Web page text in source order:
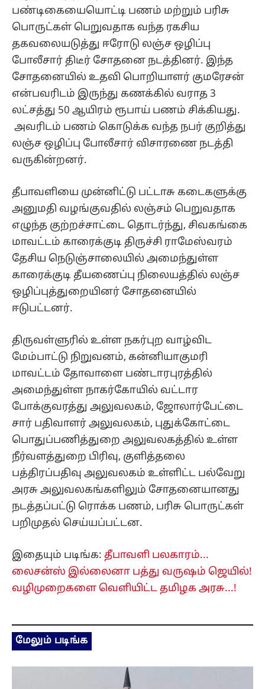
பண்டிகையையொட்டி பணம் மற்றும் பரிசு
பொருட்கள் பெறுவதாக வந்த ரகசிய
தகவலையடுத்து ஈரோடு லஞ்ச ஒழிப்பு
போலீசார் திடீர் சோதனை நடத்தினர். இந்த
சோதனையில் உதவி பொறியாளர் குமரேசன்
என்பவரிடம் இருந்து கணக்கில் வராத 3
லட்சத்து 50 ஆயிரம் ரூபாய் பணம் சிக்கியது.
அவரிடம் பணம் கொடுக்க வந்த நபர் குறித்து
லஞ்ச ஒழிப்பு போலீசார் விசாரணை நடத்தி
வருகின்றனர்.
தீபாவளியை முன்னிட்டு பட்டாசு கடைகளுக்கு
அனுமதி வழங்குவதில் லஞ்சம் பெறுவதாக
எழுந்த குற்றச்சாட்டை தொடர்ந்து, சிவகங்கை
மாவட்டம் காரைக்குடி திருச்சி ராமேஸ்வரம்
தேசிய நெடுஞ்சாலையில் அமைந்துள்ள
காரைக்குடி தீயணைப்பு நிலையத்தில் லஞ்ச
ஒழிப்புத்துறையினர் சோதனையில்
ஈடுபட்டனர்.
திருவள்ளுரில் உள்ள நகர்புற வாழ்விட
மேம்பாட்டு நிறுவனம், கன்னியாகுமரி
மாவட்டம் தோவாளை பண்டாரபுரத்தில்
அமைந்துள்ள நாகர்கோயில் வட்டார
போக்குவரத்து அலுவலகம், ஜோலார்பேட்டை
சார் பதிவாளர் அலுவலகம், புதுக்கோட்டை
பொதுப்பணித்துறை அலுவலகத்தில் உள்ள
நீர்வளத்துறை பிரிவு, குளித்தலை
பத்திரப்பதிவு அலுவலகம் உள்ளிட்ட பல்வேறு
அரசு அலுவலகங்களிலும் சோதனையானது
நடத்தப்பட்டு ரொக்க பணம், பரிசு பொருட்கள்
பறிமுதல் செய்யப்பட்டன.
இதையும் படிங்க: தீபாவளி பலகாரம்...
லைசன்ஸ் இல்லைனா பத்து வருஷம் ஜெயில்!
வழிமுறைகளை வெளியிட்ட தமிழக அரசு...!
மேலும் படிங்க